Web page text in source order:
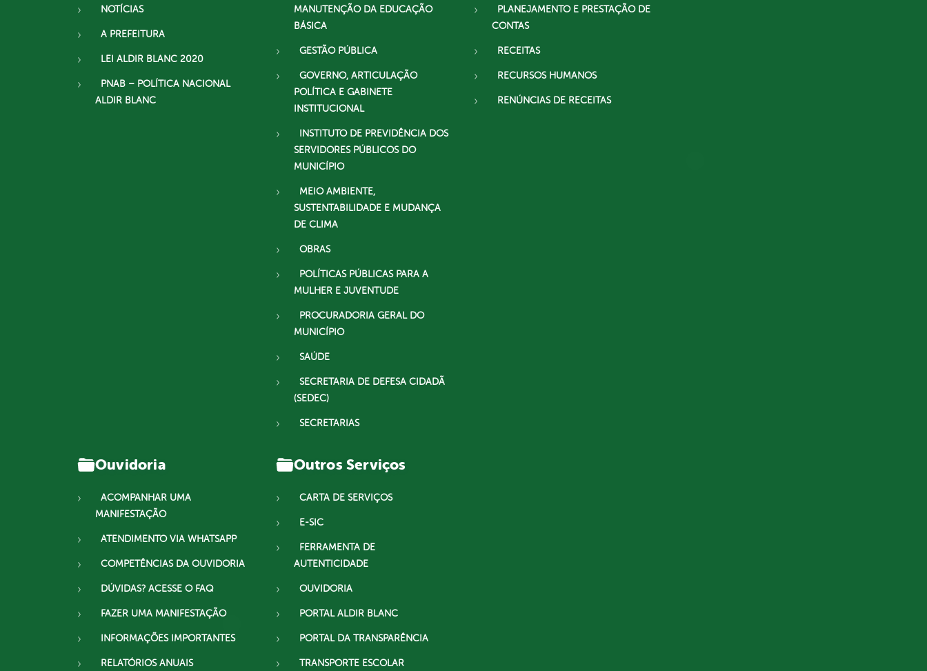
NOTÍCIAS
A PREFEITURA
LEI ALDIR BLANC 2020
PNAB – POLÍTICA NACIONAL
ALDIR BLANC
MANUTENÇÃO DA EDUCAÇÃO
BÁSICA
GESTÃO PÚBLICA
GOVERNO, ARTICULAÇÃO
POLÍTICA E GABINETE
INSTITUCIONAL
INSTITUTO DE PREVIDÊNCIA DOS
SERVIDORES PÚBLICOS DO
MUNICÍPIO
MEIO AMBIENTE,
SUSTENTABILIDADE E MUDANÇA
DE CLIMA
OBRAS
POLÍTICAS PÚBLICAS PARA A
MULHER E JUVENTUDE
PROCURADORIA GERAL DO
MUNICÍPIO
SAÚDE
SECRETARIA DE DEFESA CIDADÃ
(SEDEC)
SECRETARIAS
PLANEJAMENTO E PRESTAÇÃO DE
CONTAS
RECEITAS
RECURSOS HUMANOS
RENÚNCIAS DE RECEITAS
Ouvidoria
ACOMPANHAR UMA
MANIFESTAÇÃO
ATENDIMENTO VIA WHATSAPP
COMPETÊNCIAS DA OUVIDORIA
DÚVIDAS? ACESSE O FAQ
FAZER UMA MANIFESTAÇÃO
INFORMAÇÕES IMPORTANTES
RELATÓRIOS ANUAIS
Outros Serviços
CARTA DE SERVIÇOS
E-SIC
FERRAMENTA DE
AUTENTICIDADE
OUVIDORIA
PORTAL ALDIR BLANC
PORTAL DA TRANSPARÊNCIA
TRANSPORTE ESCOLAR